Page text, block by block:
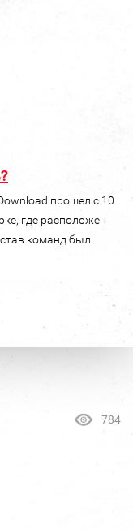
прошел с 10
где расположен
команд был
784